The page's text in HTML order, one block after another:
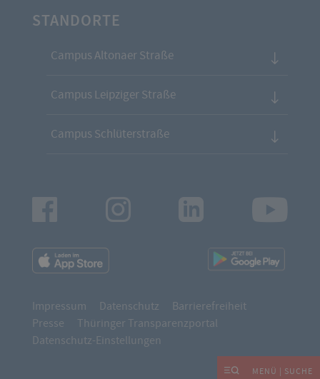
MENÜ | SUCHE
STANDORTE
Campus Altonaer Straße
Campus Leipziger Straße
Campus Schlüterstraße
Instagram LinkedIn
Impressum Datenschutz
Barrierefreiheit
Presse
Thüringer Transparenzportal
Datenschutz-Einstellungen